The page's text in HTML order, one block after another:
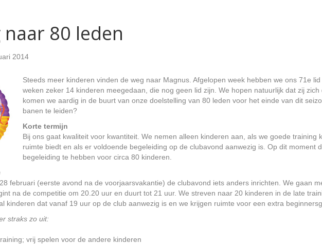
naar 80 leden
2014
Steeds meer kinderen vinden de weg naar Magnus. Afgelopen week hebben we ons 71e
weken zeker 14 kinderen meegedaan, die nog geen lid zijn. We hopen natuurlijk dat zij
komen we aardig in de buurt van onze doelstelling van 80 leden voor het einde van dit
banen te leiden?
Korte termijn
Bij ons gaat kwaliteit voor kwantiteit. We nemen alleen kinderen aan, als we goede training
ruimte biedt en als er voldoende begeleiding op de clubavond aanwezig is. Op dit moment
begeleiding te hebben voor circa 80 kinderen.
februari (eerste avond na de voorjaarsvakantie) de clubavond iets anders inrichten. We gaan
na de competitie om 20.20 uur en duurt tot 21 uur. We streven naar 20 kinderen in de late
kinderen dat vanaf 19 uur op de club aanwezig is en we krijgen ruimte voor een extra
straks zo uit:
vrij spelen voor de andere kinderen